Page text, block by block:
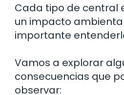
Cada tipo de central
un impacto
importante
Vamos a explorar
consecuencias que
observar: